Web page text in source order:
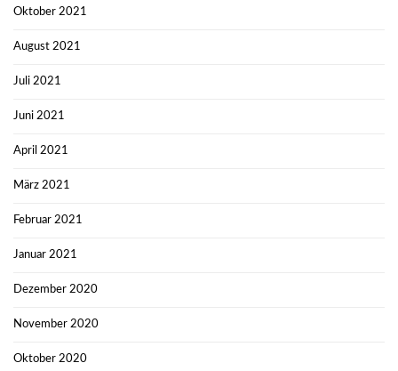
Oktober 2021
August 2021
Juli 2021
Juni 2021
April 2021
März 2021
Februar 2021
Januar 2021
Dezember 2020
November 2020
Oktober 2020